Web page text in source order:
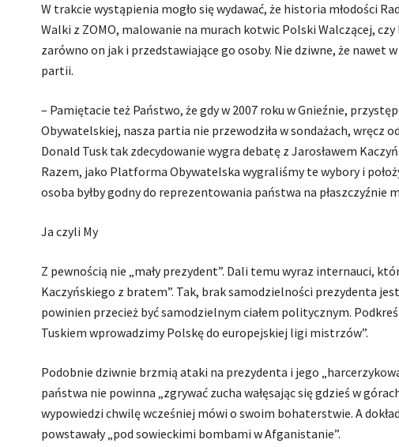
W trakcie wystąpienia mogło się wydawać, że historia młodości
Walki z ZOMO, malowanie na murach kotwic Polski Walczącej,
zarówno on jak i przedstawiające go osoby. Nie dziwne, że nawet
partii.
– Pamiętacie też Państwo, że gdy w 2007 roku w Gnieźnie,
Obywatelskiej, nasza partia nie przewodziła w sondażach, wręcz
Donald Tusk tak zdecydowanie wygra debatę z Jarosławem
Razem, jako Platforma Obywatelska wygraliśmy te wybory i
osoba byłby godny do reprezentowania państwa na płaszczyźnie
Ja czyli My
Z pewnością nie „mały prezydent”. Dali temu wyraz internauci,
Kaczyńskiego z bratem”. Tak, brak samodzielności prezydenta
powinien przecież być samodzielnym ciałem politycznym.
Tuskiem wprowadzimy Polskę do europejskiej ligi mistrzów”.
Podobnie dziwnie brzmią ataki na prezydenta i jego
państwa nie powinna „zgrywać zucha wałęsając się gdzieś w
wypowiedzi chwilę wcześniej mówi o swoim bohaterstwie. A
powstawały „pod sowieckimi bombami w Afganistanie”.